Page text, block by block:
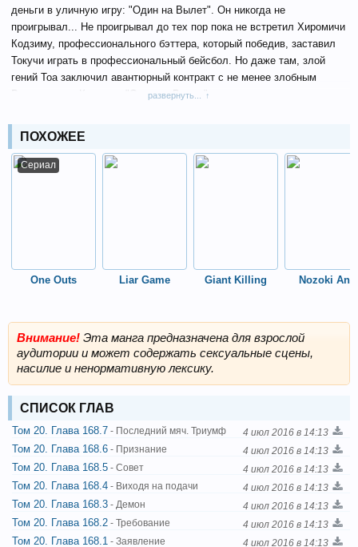
деньги в уличную игру: "Один на Вылет". Он никогда не
проигрывал... Не проигрывал до тех пор пока не встретил Хиромичи
Кодзиму, профессионального бэттера, который победив, заставил
Токучи играть в профессиональный бейсбол. Но даже там, злой
гений Тоа заключил авантюрный контракт с не менее злобным
Владельцем. Контракт "Один на Вылет"...
развернуть...
ПОХОЖЕЕ
Сериал
One Outs Liar Game Giant Killing Nozoki Ana
Внимание! Эта манга предназначена для взрослой
аудитории и может содержать сексуальные сцены,
насилие и ненормативную лексику.
СПИСОК ГЛАВ
4 июл 2016 в 14:13
Том 20. Глава 168.7 - Последний мяч. Триумф
4 июл 2016 в 14:13
Том 20. Глава 168.6 - Признание
4 июл 2016 в 14:13
Том 20. Глава 168.5 - Совет
4 июл 2016 в 14:13
Том 20. Глава 168.4 - Виходя на подачи
4 июл 2016 в 14:13
Том 20. Глава 168.3 - Демон
4 июл 2016 в 14:13
Том 20. Глава 168.2 - Требование
4 июл 2016 в 14:13
Том 20. Глава 168.1 - Заявление